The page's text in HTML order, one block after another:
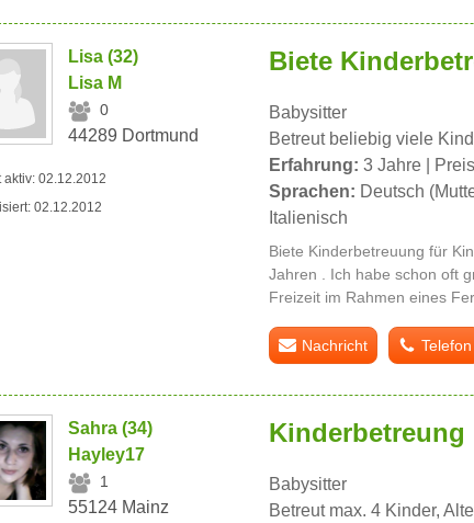
Lisa (32)
Lisa M
0
44289 Dortmund
aktiv: 02.12.2012
02.12.2012
Biete
Babysitter
Betreut beliebig viele
Erfahrung: 3 Jahre |
Sprachen: Deutsch
Italienisch
Biete Kinderbetreuung für
Jahren . Ich habe schon oft
Freizeit im Rahmen eines
Nachricht Telefon
Sahra (34)
Hayley17
1
55124 Mainz
Kinderbetreung
Babysitter
Betreut max. 4 Kinder,